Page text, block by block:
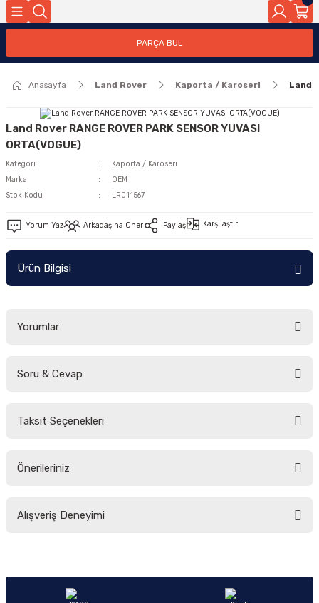
PARÇA BUL
Anasayfa Land Rover Kaporta / Karoseri Land
Land Rover RANGE ROVER PARK SENSOR YUVASI
ORTA(VOGUE)
Kategori
Kaporta / Karoseri
Marka
OEM
Stok Kodu
LR011567
Yorum Yaz Arkadaşına Öner Paylaş Karşılaştır
Ürün Bilgisi
Yorumlar
Soru & Cevap
Taksit Seçenekleri
Önerileriniz
yetersiz gördüğünüz noktaları öneri formunu kullanarak tarafımıza
Ürün açıklamasında eksik bilgiler bulunuyor.
Alışveriş Deneyimi
Sitemize ilk yorumu siz yapın!